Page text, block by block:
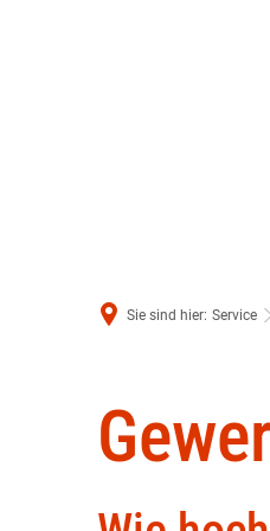
Sie sind hier: Service